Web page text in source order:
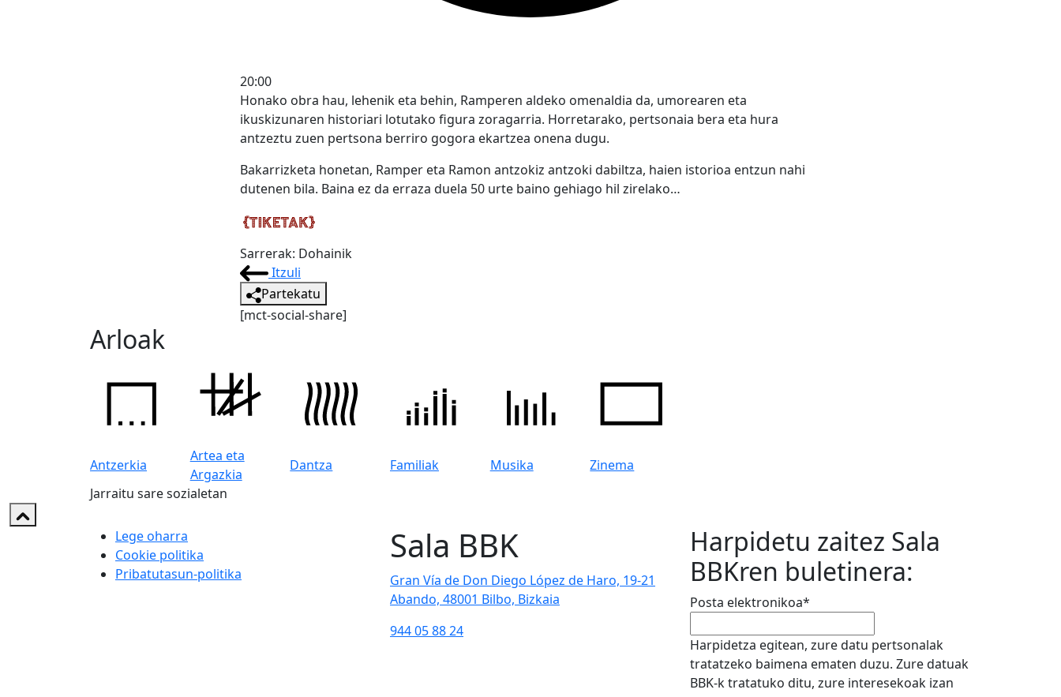
20:00
Honako obra hau, lehenik eta behin, Ramperen aldeko omenaldia da, umorearen eta
ikuskizunaren historiari lotutako figura zoragarria. Horretarako, pertsonaia bera eta hura
antzeztu zuen pertsona berriro gogora ekartzea onena dugu.
Bakarrizketa honetan, Ramper eta Ramon antzokiz antzoki dabiltza, haien istorioa entzun nahi
dutenen bila. Baina ez da erraza duela 50 urte baino gehiago hil zirelako…
Sarrerak: Dohainik
Itzuli
Partekatu
[mct-social-share]
Arloak
Antzerkia
Artea eta
Argazkia
Dantza Familiak Musika
Zinema
Jarraitu sare sozialetan
Lege oharra
Cookie politika
Pribatutasun-politika
Sala BBK
Gran Vía de Don Diego López de Haro, 19-21
Abando, 48001 Bilbo, Bizkaia
944 05 88 24
Harpidetu zaitez Sala
BBKren buletinera:
Posta elektronikoa*
Harpidetza egitean, zure datu pertsonalak
tratatzeko baimena ematen duzu. Zure datuak
BBK-k tratatuko ditu, zure interesekoak izan